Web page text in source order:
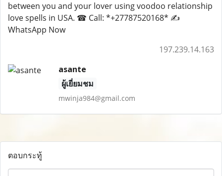
between you and your lover using voodoo relationship
love spells in USA. ☎ Call: *+27787520168* ✍
WhatsApp Now
197.239.14.163
asante
ผู้เยี่ยมชม
mwinja984@gmail.com
ตอบกระทู้